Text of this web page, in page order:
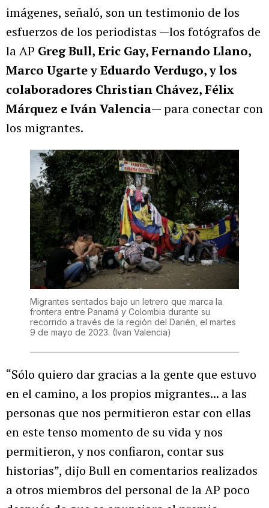
imágenes, señaló, son un testimonio de los
esfuerzos de los periodistas —los fotógrafos de
la AP Greg Bull, Eric Gay, Fernando Llano,
Marco Ugarte y Eduardo Verdugo, y los
colaboradores Christian Chávez, Félix
Márquez e Iván Valencia— para conectar con
los migrantes.
Migrantes sentados bajo un letrero que marca la
frontera entre Panamá y Colombia durante su
recorrido a través de la región del Darién, el martes
9 de mayo de 2023. (Ivan Valencia)
“Sólo quiero dar gracias a la gente que estuvo
en el camino, a los propios migrantes... a las
personas que nos permitieron estar con ellas
en este tenso momento de su vida y nos
permitieron, y nos confiaron, contar sus
historias”, dijo Bull en comentarios realizados
a otros miembros del personal de la AP poco